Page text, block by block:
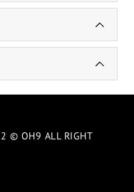
© OH9 ALL RIGHT